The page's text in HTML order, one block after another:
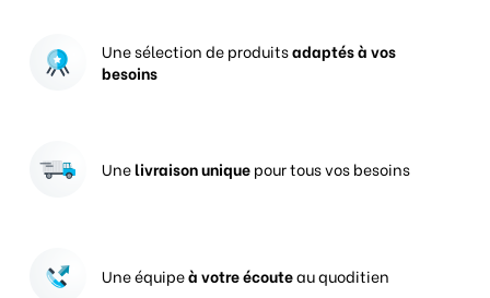
Une sélection de produitsadaptés à vos
besoins
Unelivraison uniquepour tous vos besoins
Une équipeà votre écouteau quoditien